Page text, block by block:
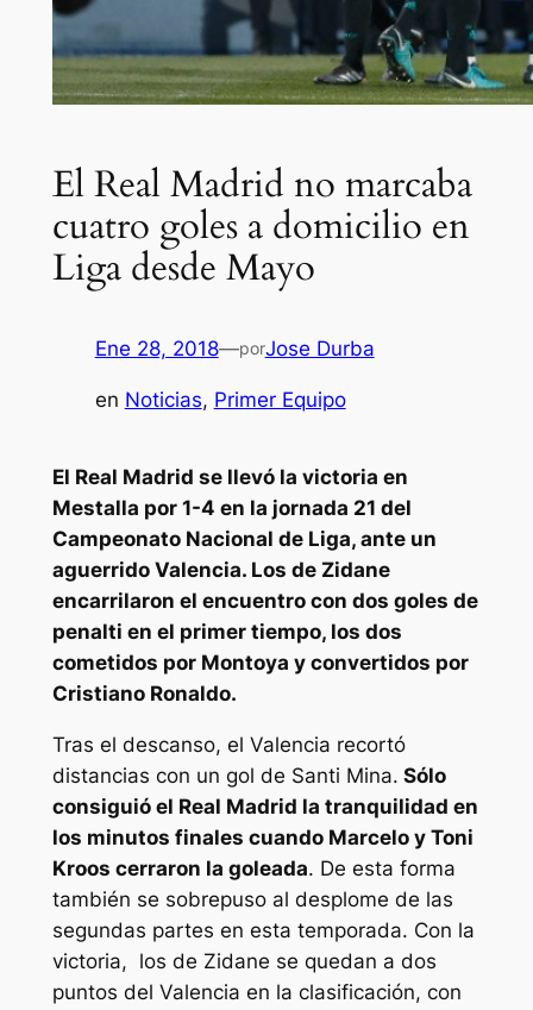
El Real Madrid no marcaba
cuatro goles a domicilio en
Liga desde Mayo
Ene 28, 2018—porJose Durba
en Noticias, Primer Equipo
El Real Madrid se llevó la victoria en
Mestalla por 1-4 en la jornada 21 del
Campeonato Nacional de Liga, ante un
aguerrido Valencia. Los de Zidane
encarrilaron el encuentro con dos goles de
penalti en el primer tiempo, los dos
cometidos por Montoya y convertidos por
Cristiano Ronaldo.
Tras el descanso, el Valencia recortó
distancias con un gol de Santi Mina. Sólo
consiguió el Real Madrid la tranquilidad en
los minutos finales cuando Marcelo y Toni
Kroos cerraron la goleada. De esta forma
también se sobrepuso al desplome de las
segundas partes en esta temporada. Con la
victoria, los de Zidane se quedan a dos
puntos del Valencia en la clasificación, con